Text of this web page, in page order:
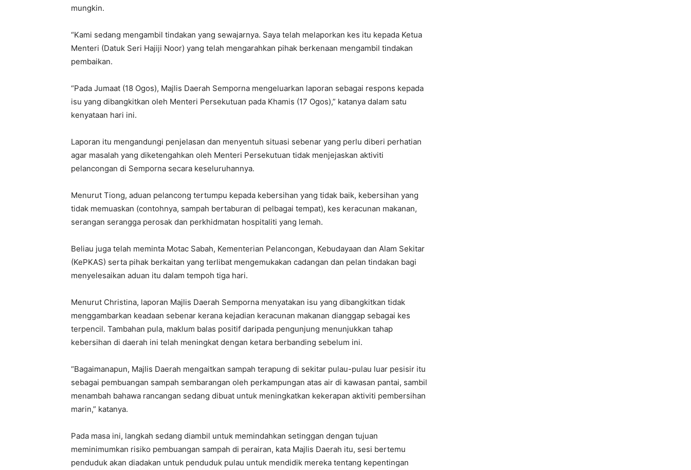
mungkin.
“Kami sedang mengambil tindakan yang sewajarnya. Saya telah melaporkan kes itu kepada Ketua
Menteri (Datuk Seri Hajiji Noor) yang telah mengarahkan pihak berkenaan mengambil tindakan
pembaikan.
“Pada Jumaat (18 Ogos), Majlis Daerah Semporna mengeluarkan laporan sebagai respons kepada
isu yang dibangkitkan oleh Menteri Persekutuan pada Khamis (17 Ogos),” katanya dalam satu
kenyataan hari ini.
Laporan itu mengandungi penjelasan dan menyentuh situasi sebenar yang perlu diberi perhatian
agar masalah yang diketengahkan oleh Menteri Persekutuan tidak menjejaskan aktiviti
pelancongan di Semporna secara keseluruhannya.
Menurut Tiong, aduan pelancong tertumpu kepada kebersihan yang tidak baik, kebersihan yang
tidak memuaskan (contohnya, sampah bertaburan di pelbagai tempat), kes keracunan makanan,
serangan serangga perosak dan perkhidmatan hospitaliti yang lemah.
Beliau juga telah meminta Motac Sabah, Kementerian Pelancongan, Kebudayaan dan Alam Sekitar
(KePKAS) serta pihak berkaitan yang terlibat mengemukakan cadangan dan pelan tindakan bagi
menyelesaikan aduan itu dalam tempoh tiga hari.
Menurut Christina, laporan Majlis Daerah Semporna menyatakan isu yang dibangkitkan tidak
menggambarkan keadaan sebenar kerana kejadian keracunan makanan dianggap sebagai kes
terpencil. Tambahan pula, maklum balas positif daripada pengunjung menunjukkan tahap
kebersihan di daerah ini telah meningkat dengan ketara berbanding sebelum ini.
“Bagaimanapun, Majlis Daerah mengaitkan sampah terapung di sekitar pulau-pulau luar pesisir itu
sebagai pembuangan sampah sembarangan oleh perkampungan atas air di kawasan pantai, sambil
menambah bahawa rancangan sedang dibuat untuk meningkatkan kekerapan aktiviti pembersihan
marin,” katanya.
Pada masa ini, langkah sedang diambil untuk memindahkan setinggan dengan tujuan
meminimumkan risiko pembuangan sampah di perairan, kata Majlis Daerah itu, sesi bertemu
penduduk akan diadakan untuk penduduk pulau untuk mendidik mereka tentang kepentingan